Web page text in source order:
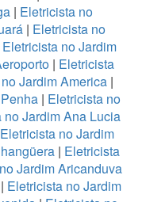
| Eletricista no
| Eletricista no
Eletricista no Jardim
| Eletricista
Jardim America|
| Eletricista no
no Jardim Ana Lucia
Eletricista no Jardim
| Eletricista
Jardim Aricanduva
| Eletricista no Jardim